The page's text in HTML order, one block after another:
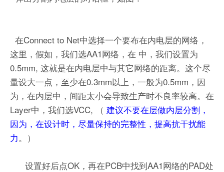
在Connect to Net中选择一个要布在内电层的网络，
这里，假如，我们选AA1网络，在 中，我们设置为
0.5mm, 这就是在内电层中与其它网络的距离。这个尽
量设大一点，至少在0.3mm以上，一般为0.5mm，因
为，在内层中，间距太小会导致生产时不良率较高。在
Layer中，我们选VCC, （ 建议不要在层做内层分割，
因为，在设计时，尽量保持的完整性，提高抗干扰能
力。）
设置好后点OK，再在PCB中找到AA1网络的PAD处